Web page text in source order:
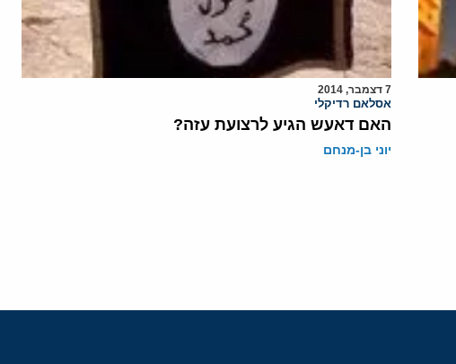
7 דצמבר, 2014
אסלאם רדיקלי
האם דאעש הגיע לרצועת עזה?
יוני בן-מנחם